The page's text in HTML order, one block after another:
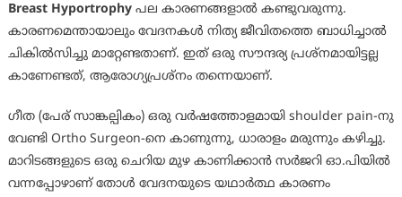
Breast Hyportrophy പല കാരണങ്ങളാൽ കണ്ടുവരുന്നു.
കാരണമെന്തായാലും വേദനകൾ നിത്യ ജീവിതത്തെ ബാധിച്ചാൽ
ചികിൽസിച്ചു മാറ്റേണ്ടതാണ്. ഇത് ഒരു സൗന്ദര്യ പ്രശ്നമായിട്ടല്ല
കാണേണ്ടത്, ആരോഗ്യപ്രശ്നം തന്നെയാണ്.
ഗീത (പേര് സാങ്കല്പികം) ഒരു വർഷത്തോളമായി shoulder pain-നു
വേണ്ടി Ortho Surgeon-നെ കാണുന്നു, ധാരാളം മരുന്നും കഴിച്ചു.
മാറിടങ്ങളുടെ ഒരു ചെറിയ മുഴ കാണിക്കാൻ സർജറി ഓ.പിയിൽ
വന്നപ്പോഴാണ് തോൾ വേദനയുടെ യഥാർത്ഥ കാരണം